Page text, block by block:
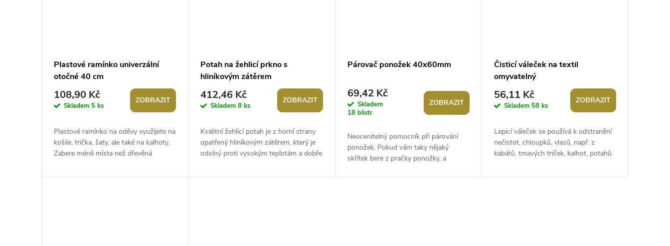
Plastové ramínko univerzální
otočné 40 cm
108,90 Kč
Skladem 5 ks
ZOBRAZIT
Plastové ramínko na oděvy využijete na
košile, trička, šaty, ale také na kalhoty.
Zabere méně místa než dřevěná
Potah na žehlicí prkno s
hliníkovým zátěrem
412,46 Kč
Skladem8 ks
ZOBRAZIT
Kvalitní žehlicí potah je z horní strany
opatřený hliníkovým zátěrem, který je
odolný proti vysokým teplotám a dobře
Párovač ponožek 40x60mm
69,42 Kč
Skladem
18 blistr
ZOBRAZIT
Neocenitelný pomocník při párování
ponožek. Pokud vám taky nějaký
skřítek bere z pračky ponožky, a
Čisticí váleček na textil
omyvatelný
56,11 Kč
Skladem 58 ks
ZOBRAZIT
Lepicí váleček se používá k odstranění
nečistot, chloupků, vlasů, např. z
kabátů, tmavých triček, kalhot, potahů